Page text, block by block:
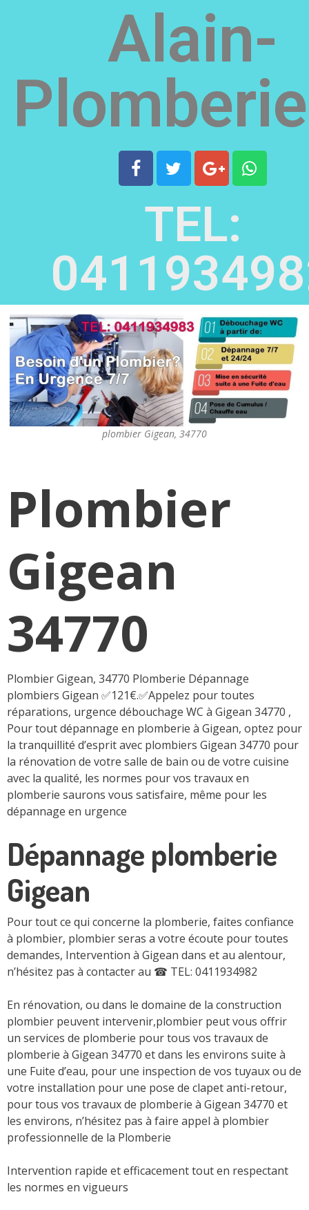
Alain-
TEL:
plombier Gigean, 34770
Plombier
Gigean
34770
Plombier Gigean, 34770 Plomberie Dépannage
plombiers Gigean ✅121€.✅Appelez pour toutes
réparations, urgence débouchage WC à Gigean 34770 ,
Pour tout dépannage en plomberie à Gigean, optez pour
la tranquillité d’esprit avec plombiers Gigean 34770 pour
la rénovation de votre salle de bain ou de votre cuisine
avec la qualité, les normes pour vos travaux en
plomberie saurons vous satisfaire, même pour les
dépannage en urgence
Dépannage plomberie
Gigean
Pour tout ce qui concerne la plomberie, faites confiance
à plombier, plombier seras a votre écoute pour toutes
demandes, Intervention à Gigean dans et au alentour,
n’hésitez pas à contacter au ☎ TEL: 0411934982
En rénovation, ou dans le domaine de la construction
plombier peuvent intervenir,plombier peut vous offrir
un services de plomberie pour tous vos travaux de
plomberie à Gigean 34770 et dans les environs suite à
une Fuite d’eau, pour une inspection de vos tuyaux ou de
votre installation pour une pose de clapet anti-retour,
pour tous vos travaux de plomberie à Gigean 34770 et
les environs, n’hésitez pas à faire appel à plombier
professionnelle de la Plomberie
Intervention rapide et efficacement tout en respectant
les normes en vigueurs